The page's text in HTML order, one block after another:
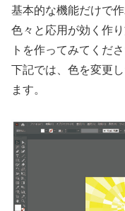
基本的な機能だけで
色々と応用が効く作
トを作ってみてくださ
下記では、色を変更
ます。